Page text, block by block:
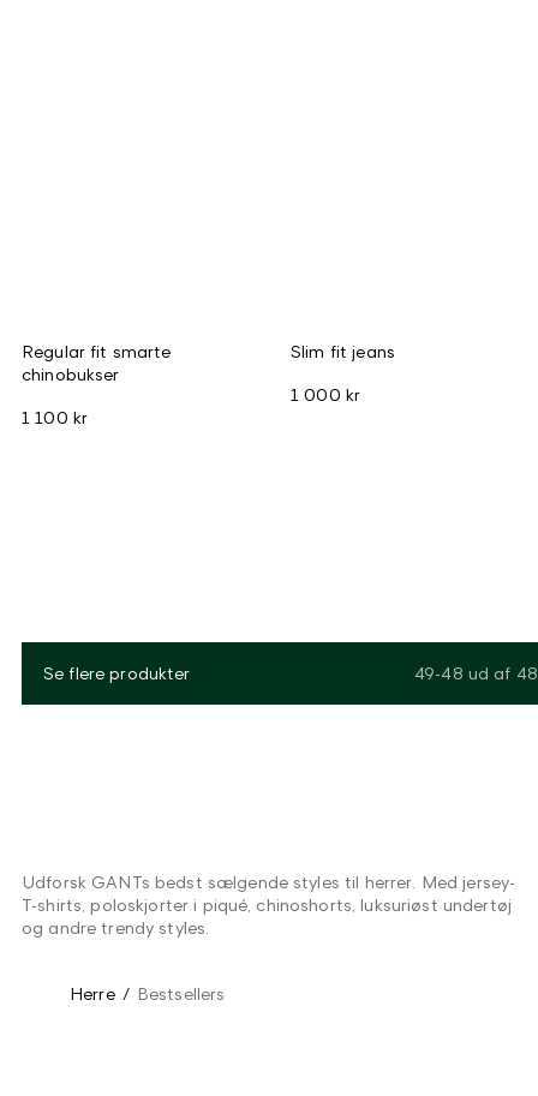
Regular fit smarte
chinobukser
1 100 kr
Slim fit jeans
1 000 kr
Se flere produkter 49-48 ud af 48
Udforsk GANTs bedst sælgende styles til herrer. Med jersey-
T-shirts, poloskjorter i piqué, chinoshorts, luksuriøst undertøj
og andre trendy styles.
Herre / Bestsellers